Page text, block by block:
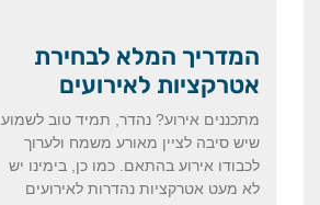
המדריך המלא לבחירת
אטרקציות לאירועים
מתכננים אירוע? נהדר, תמיד טוב לשמוע
שיש סיבה לציין מאורע משמח ולערוך
לכבודו אירוע בהתאם. כמו כן, בימינו יש
לא מעט אטרקציות נהדרות לאירועים